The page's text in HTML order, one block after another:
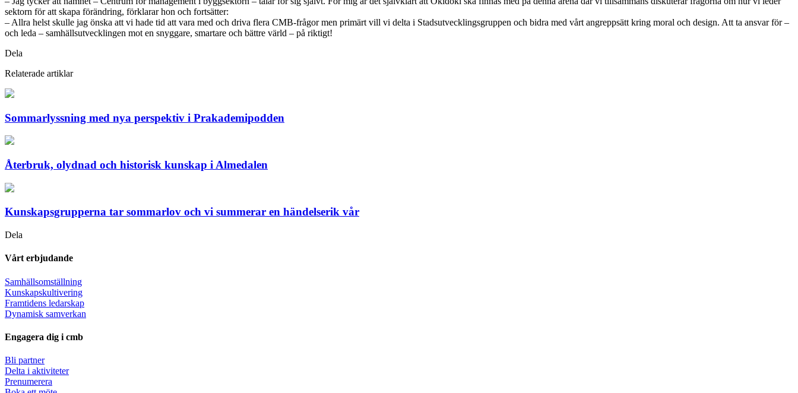
sektorn för att skapa förändring, förklarar hon och fortsätter:
– Allra helst skulle jag önska att vi hade tid att vara med och driva flera CMB-frågor men primärt vill vi delta i Stadsutvecklingsgruppen och bidra med vårt angreppsätt kring moral och design. Att ta ansvar för –
och leda – samhällsutvecklingen mot en snyggare, smartare och bättre värld – på riktigt!
Dela
Relaterade artiklar
Sommarlyssning med nya perspektiv i Prakademipodden
Återbruk, olydnad och historisk kunskap i Almedalen
Kunskapsgrupperna tar sommarlov och vi summerar en händelserik vår
Dela
Vårt erbjudande
Samhällsomställning
Kunskapskultivering
Framtidens ledarskap
Dynamisk samverkan
Engagera dig i cmb
Bli partner
Delta i aktiviteter
Prenumerera